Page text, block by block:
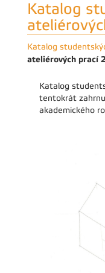
Katalog
Katalog
ateliérových prací
Katalog
tentokrát
akademického